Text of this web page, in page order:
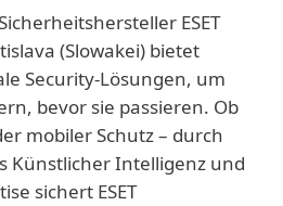
ESET
(Slowakei) bietet
Security-Lösungen, um
bevor sie passieren. Ob
mobiler Schutz – durch
Künstlicher Intelligenz und
sichert ESET